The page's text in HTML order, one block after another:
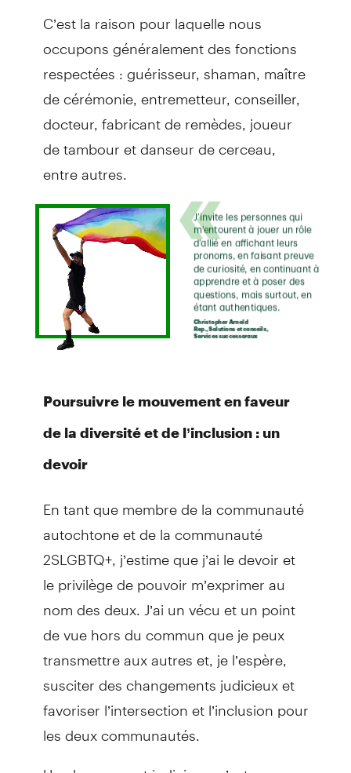
C’est la raison pour laquelle nous
occupons généralement des fonctions
respectées : guérisseur, shaman, maître
de cérémonie, entremetteur, conseiller,
docteur, fabricant de remèdes, joueur
de tambour et danseur de cerceau,
entre autres.
Poursuivre le mouvement en faveur
de la diversité et de l’inclusion : un
devoir
En tant que membre de la communauté
autochtone et de la communauté
2SLGBTQ+, j’estime que j’ai le devoir et
le privilège de pouvoir m’exprimer au
nom des deux. J’ai un vécu et un point
de vue hors du commun que je peux
transmettre aux autres et, je l’espère,
susciter des changements judicieux et
favoriser l’intersection et l’inclusion pour
les deux communautés.